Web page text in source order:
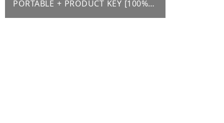
PORTABLE + PRODUCT KEY [100%